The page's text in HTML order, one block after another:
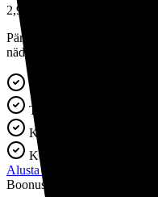
2,90€
Pärast 7 päeva pikeneb
nädala järel. Tühistage igal
Teie täielik isiksuse ja
Tugevused ja pimedaks
Karjäärisuunad, mis teile
Kohe saadaval
Alusta testi
Boonuskingitus!